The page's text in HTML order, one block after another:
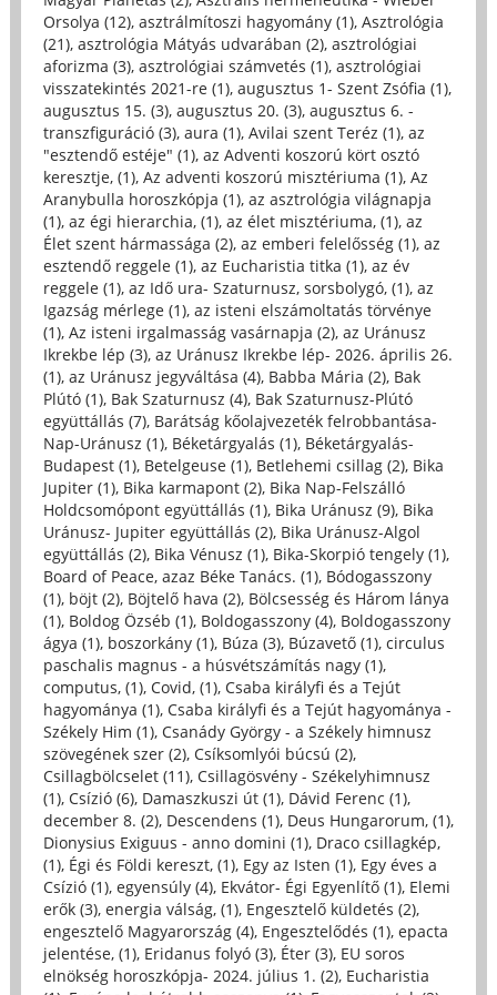
Orsolya (12), asztrálmítoszi hagyomány (1), Asztrológia
(21), asztrológia Mátyás udvarában (2), asztrológiai
aforizma (3), asztrológiai számvetés (1), asztrológiai
visszatekintés 2021-re (1), augusztus 1- Szent Zsófia (1),
augusztus 15. (3), augusztus 20. (3), augusztus 6. -
transzfiguráció (3), aura (1), Avilai szent Teréz (1), az
"esztendő estéje" (1), az Adventi koszorú kört osztó
keresztje, (1), Az adventi koszorú misztériuma (1), Az
Aranybulla horoszkópja (1), az asztrológia világnapja
(1), az égi hierarchia, (1), az élet misztériuma, (1), az
Élet szent hármassága (2), az emberi felelősség (1), az
esztendő reggele (1), az Eucharistia titka (1), az év
reggele (1), az Idő ura- Szaturnusz, sorsbolygó, (1), az
Igazság mérlege (1), az isteni elszámoltatás törvénye
(1), Az isteni irgalmasság vasárnapja (2), az Uránusz
Ikrekbe lép (3), az Uránusz Ikrekbe lép- 2026. április 26.
(1), az Uránusz jegyváltása (4), Babba Mária (2), Bak
Plútó (1), Bak Szaturnusz (4), Bak Szaturnusz-Plútó
együttállás (7), Barátság kőolajvezeték felrobbantása-
Nap-Uránusz (1), Béketárgyalás (1), Béketárgyalás-
Budapest (1), Betelgeuse (1), Betlehemi csillag (2), Bika
Jupiter (1), Bika karmapont (2), Bika Nap-Felszálló
Holdcsomópont együttállás (1), Bika Uránusz (9), Bika
Uránusz- Jupiter együttállás (2), Bika Uránusz-Algol
együttállás (2), Bika Vénusz (1), Bika-Skorpió tengely (1),
Board of Peace, azaz Béke Tanács. (1), Bódogasszony
(1), böjt (2), Böjtelő hava (2), Bölcsesség és Három lánya
(1), Boldog Özséb (1), Boldogasszony (4), Boldogasszony
ágya (1), boszorkány (1), Búza (3), Búzavető (1), circulus
paschalis magnus - a húsvétszámítás nagy (1),
computus, (1), Covid, (1), Csaba királyfi és a Tejút
hagyománya (1), Csaba királyfi és a Tejút hagyománya -
Székely Him (1), Csanády György - a Székely himnusz
szövegének szer (2), Csíksomlyói búcsú (2),
Csillagbölcselet (11), Csillagösvény - Székelyhimnusz
(1), Csízió (6), Damaszkuszi út (1), Dávid Ferenc (1),
december 8. (2), Descendens (1), Deus Hungarorum, (1),
Dionysius Exiguus - anno domini (1), Draco csillagkép,
(1), Égi és Földi kereszt, (1), Egy az Isten (1), Egy éves a
Csízió (1), egyensúly (4), Ekvátor- Égi Egyenlítő (1), Elemi
erők (3), energia válság, (1), Engesztelő küldetés (2),
engesztelő Magyarország (4), Engesztelődés (1), epacta
jelentése, (1), Eridanus folyó (3), Éter (3), EU soros
elnökség horoszkópja- 2024. július 1. (2), Eucharistia